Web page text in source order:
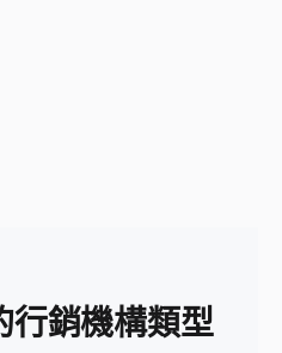
行銷機構類型